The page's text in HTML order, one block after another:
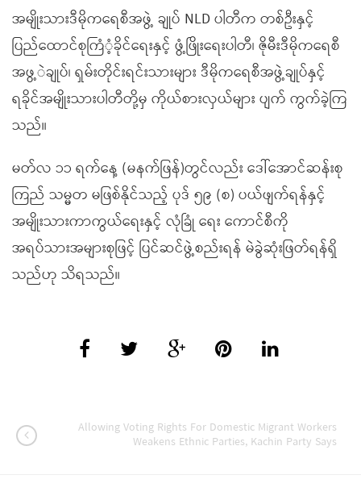
အမျိုးသားဒီမိုကရေစီအဖွဲ့ ချုပ် NLD ပါတီက တစ်ဦးနှင့်
ပြည်ထောင်စုကြံံ့ခိုင်ရေးနှင့် ဖွံ့ဖြိုးရေးပါတီ၊ ဇိုမီးဒီမိုကရေစီ
အဖွ့ဲချုပ်၊ ရှမ်းတိုင်းရင်းသားများ ဒီမိုကရေစီအဖွဲ့ချုပ်နှင့်
ရခိုင်အမျိုးသားပါတီတို့မှ ကိုယ်စားလှယ်များ ပျက် ကွက်ခဲ့ကြ
သည်။
မတ်လ ၁၁ ရက်နေ့ (မနက်ဖြန်)တွင်လည်း ဒေါ်အောင်ဆန်းစု
ကြည် သမ္မတ မဖြစ်နိုင်သည့် ပုဒ် ၅၉ (စ) ပယ်ဖျက်ရန်နှင့်
အမျိုးသားကာကွယ်ရေးနှင့် လုံခြုံ ရေး ကောင်စီကို
အရပ်သားအများစုဖြင့် ပြင်ဆင်ဖွဲ့စည်းရန် မဲခွဲဆုံးဖြတ်ရန်ရှိ
သည်ဟု သိရသည်။
Allowing Voting Rights For Domestic Migrant Workers
Weakens Ethnic Parties, Kachin Party Says